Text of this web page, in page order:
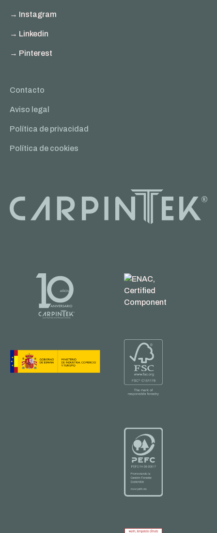
→ Instagram
→ Linkedin
→ Pinterest
Contacto
Aviso legal
Política de privacidad
Política de cookies